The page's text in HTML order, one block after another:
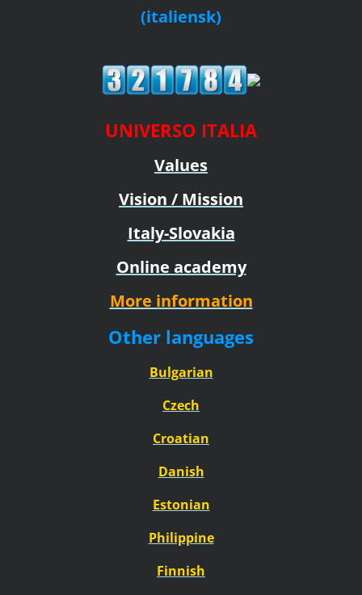
(italiensk)
UNIVERSO ITALIA
Values
Vision / Mission
Italy-Slovakia
Online academy
More information
Other languages
Bulgarian
Czech
Croatian
Danish
Estonian
Philippine
Finnish